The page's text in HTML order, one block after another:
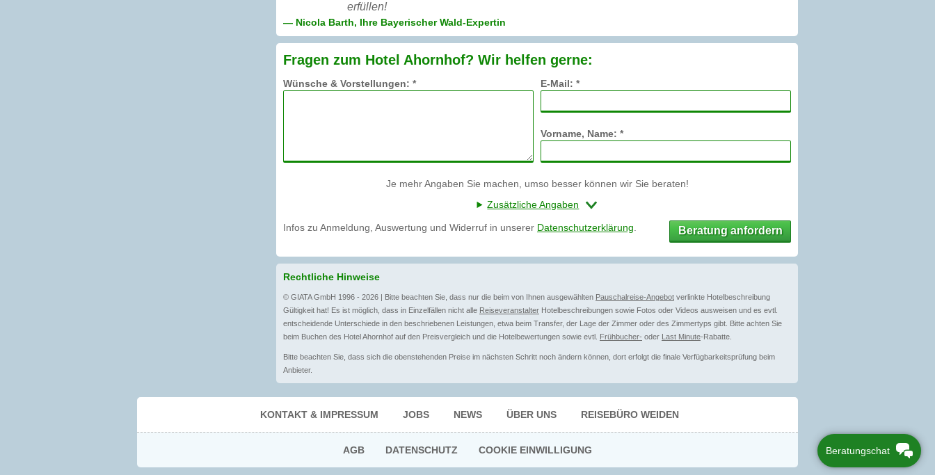
erfüllen!
— Nicola Barth, Ihre Bayerischer Wald-Expertin
Fragen zum Hotel Ahornhof? Wir helfen gerne:
Wünsche & Vorstellungen: * E-Mail: *
Vorname, Name: *
Je mehr Angaben Sie machen, umso besser können wir Sie beraten!
Zusätzliche Angaben
Infos zu Anmeldung, Auswertung und Widerruf in unserer Datenschutzerklärung Beratung anfordern
Rechtliche Hinweise
© GIATA GmbH 1996 - 2026 | Bitte beachten Sie, dass nur die beim von Ihnen ausgewählten Pauschalreise-Angebot verlinkte Hotelbeschreibung
Gültigkeit hat! Es ist möglich, dass in Einzelfällen nicht alle Reiseveranstalter Hotelbeschreibungen sowie Fotos oder Videos ausweisen und es evtl.
entscheidende Unterschiede in den beschriebenen Leistungen, etwa beim Transfer, der Lage der Zimmer oder des Zimmertyps gibt. Bitte achten Sie
beim Buchen des Hotel Ahornhof auf den Preisvergleich und die Hotelbewertungen sowie evtl. Frühbucher- oder Last Minute-Rabatte.
Bitte beachten Sie, dass sich die obenstehenden Preise im nächsten Schritt noch ändern können, dort erfolgt die finale Verfügbarkeitsprüfung beim
Anbieter.
KONTAKT & IMPRESSUM JOBS NEWS ÜBER UNS REISEBÜRO WEIDEN
AGB DATENSCHUTZ COOKIE EINWILLIGUNG Beratungschat